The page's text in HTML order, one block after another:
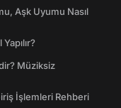
Aşk Uyumu Nasıl
Müziksiz
İşlemleri Rehberi